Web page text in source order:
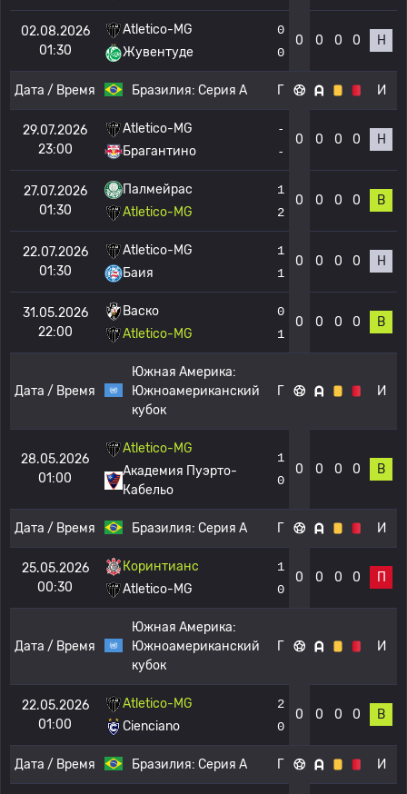
02.08.2026
01:30
Atletico-MG
Жувентуде
0
0
0 0 0 0 Н
Дата / Время Бразилия: Серия А Г И
29.07.2026
23:00
Atletico-MG
Брагантино
-
-
0 0 0 0 Н
27.07.2026
01:30
Палмейрас
Atletico-MG
1
2
0 0 0 0 В
22.07.2026
01:30
Atletico-MG
Баия
1
1
0 0 0 0 Н
31.05.2026
22:00
Васко
Atletico-MG
0
1
0 0 0 0 В
Дата / Время
Южная Америка:
Южноамериканский
кубок
Г И
28.05.2026
01:00
Atletico-MG
Академия Пуэрто-
Кабельо
1
0
0 0 0 0 В
Дата / Время Бразилия: Серия А Г И
25.05.2026
00:30
Коринтианс
Atletico-MG
1
0
0 0 0 0 П
Дата / Время
Южная Америка:
Южноамериканский
кубок
Г И
22.05.2026
01:00
Atletico-MG
Cienciano
2
0
0 0 0 0 В
Дата / Время Бразилия: Серия А Г И